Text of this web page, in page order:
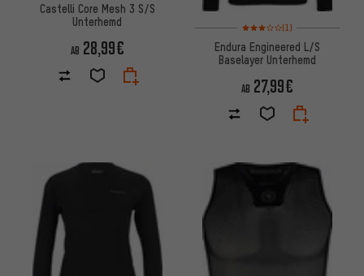
Castelli Core Mesh 3 S/S
Unterhemd
AB 28,99€
Bewertungen: 3 von 5
(1)
Endura Engineered L/S
Baselayer Unterhemd
AB 27,99€